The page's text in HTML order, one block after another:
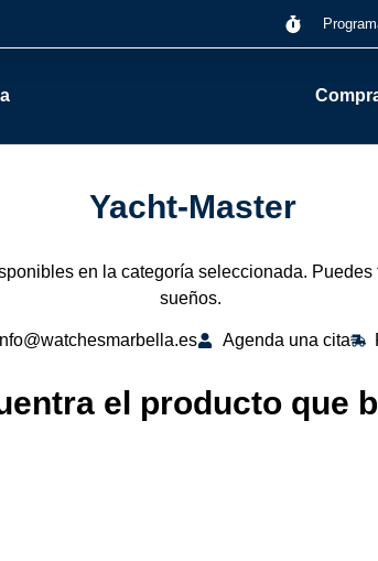
Yacht-Master
en la categoría seleccionada.
sueños.
Agenda una cita
el producto que